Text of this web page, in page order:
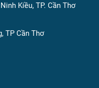
Kiều, TP. Cần Thơ
TP Cần Thơ